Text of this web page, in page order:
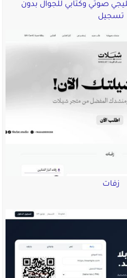
صوتي وكتابي للجوال بدون
تسجيل
زفات